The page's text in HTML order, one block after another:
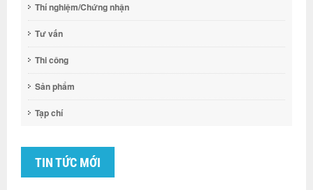
Thí nghiệm/Chứng nhận
Tư vấn
Thi công
Sản phẩm
Tạp chí
TIN TỨC MỚI